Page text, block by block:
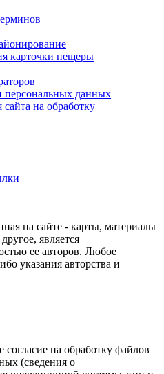
карточки пещеры
персональных данных
сайта на обработку
на сайте - карты, материалы
является
ее авторов. Любое
указания авторства и
согласие на обработку файлов
(сведения о